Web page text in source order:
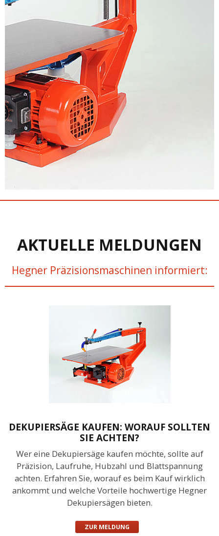
AKTUELLE MELDUNGEN
Hegner Präzisionsmaschinen informiert:
DEKUPIERSÄGE KAUFEN: WORAUF SOLLTEN
SIE ACHTEN?
Wer eine Dekupiersäge kaufen möchte, sollte auf
Präzision, Laufruhe, Hubzahl und Blattspannung
achten. Erfahren Sie, worauf es beim Kauf wirklich
ankommt und welche Vorteile hochwertige Hegner
Dekupiersägen bieten.
ZUR MELDUNG